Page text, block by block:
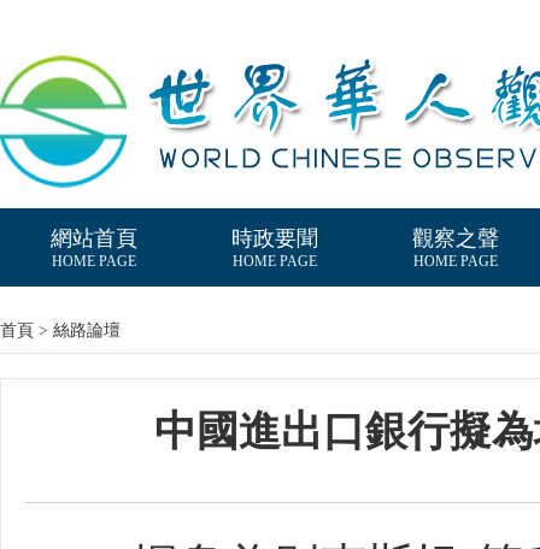
網站首頁
HOME PAGE
時政要聞
HOME PAGE
觀察之聲
HOME PAGE
首頁 > 絲路論壇
中國進出口銀行擬